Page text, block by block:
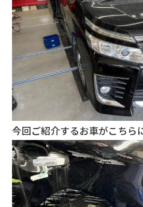
今回ご紹介するお車がこちら